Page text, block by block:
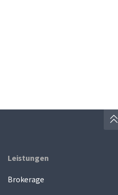
Leistungen
Brokerage